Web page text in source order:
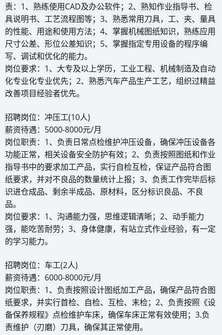
责：1、熟练使用CAD及办公软件；2、熟知作业指导书、检
具说明书、工艺流程图等；3、熟悉常用刀具，工、夹、量具
的性能、用途和使用方法；4、掌握机械图纸知识，熟练应用
尺寸公差、形位公差知识；5、掌握指定专用设备的程序编
写、调试和优化的能力。
岗位要求：1、大专及以上学历，工业工程、机械制造及自动
化专业化专业优先；2、熟悉汽车产品生产工艺，组织过精益
改善项目经验者优先。
招聘岗位：冲压工(10人)
薪资待遇：5000-8000元/月
岗位职责：1、负责日常点检维护冲压设备，确保冲压设备各
功能正常，相关设备安全防护有效；2、负责按照图纸和作业
指导书中的要求加工产品，实行自检互检，保证产品符合图
纸要求，并对不良品的数量统计上报；3、负责工作完毕后标
识进仓成品、剩余半成品、原材料，区分标识良品、不良
品。
岗位要求：1、沟通能力强，思维逻辑清晰；2、动手能力
强，能吃苦耐劳；3、身体健康，有站立式作业经验，有一定
的学习能力。
招聘岗位：车工(2人)
薪资待遇：6000-8000元/月
岗位职责：1、负责按照设计图纸加工产品，确保产品符合图
纸要求，并实行首检、自检、互检、末检；2、负责按照《设
备保养规程》点检维护车床，确保车床正常有效使用；3.负
责维护（刃磨）刀具，确保其正常使用。